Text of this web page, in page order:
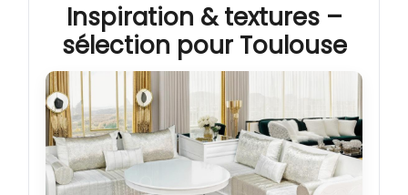
Inspiration & textures –
sélection pour Toulouse